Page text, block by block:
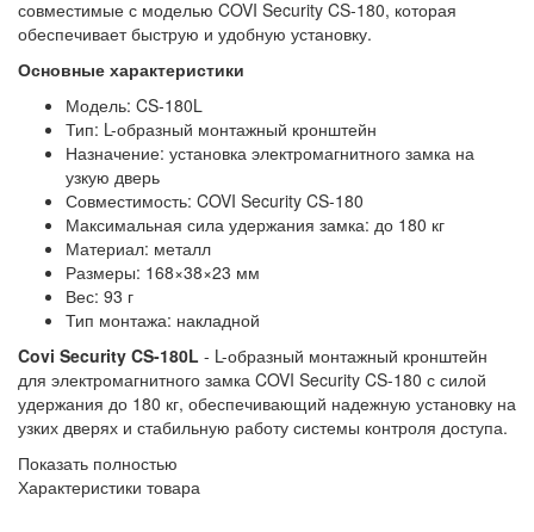
совместимые с моделью COVI Security CS-180, которая
обеспечивает быструю и удобную установку.
Основные характеристики
Модель: CS-180L
Тип: L-образный монтажный кронштейн
Назначение: установка электромагнитного замка на
узкую дверь
Совместимость: COVI Security CS-180
Максимальная сила удержания замка: до 180 кг
Материал: металл
Размеры: 168×38×23 мм
Вес: 93 г
Тип монтажа: накладной
Covi Security CS-180L - L-образный монтажный кронштейн
для электромагнитного замка COVI Security CS-180 с силой
удержания до 180 кг, обеспечивающий надежную установку на
узких дверях и стабильную работу системы контроля доступа.
Показать полностью
Характеристики товара